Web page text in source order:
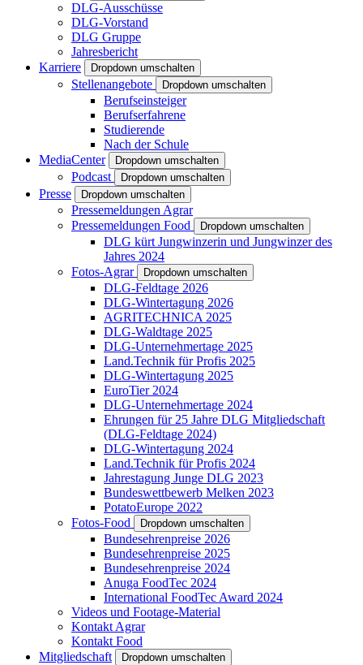
DLG-Ausschüsse
DLG-Vorstand
DLG Gruppe
Jahresbericht
Karriere
Dropdown umschalten
Stellenangebote Dropdown umschalten
Berufseinsteiger
Berufserfahrene
Studierende
Nach der Schule
MediaCenter
Dropdown umschalten
Podcast Dropdown umschalten
Presse Dropdown umschalten
Pressemeldungen Agrar
Pressemeldungen Food
Dropdown umschalten
DLG kürt Jungwinzerin und Jungwinzer des
Jahres 2024
Fotos-Agrar
Dropdown umschalten
DLG-Feldtage 2026
DLG-Wintertagung 2026
AGRITECHNICA 2025
DLG-Waldtage 2025
DLG-Unternehmertage 2025
Land.Technik für Profis 2025
DLG-Wintertagung 2025
EuroTier 2024
DLG-Unternehmertage 2024
Ehrungen für 25 Jahre DLG Mitgliedschaft
(DLG-Feldtage 2024)
DLG-Wintertagung 2024
Land.Technik für Profis 2024
Jahrestagung Junge DLG 2023
Bundeswettbewerb Melken 2023
PotatoEurope 2022
Fotos-Food
Dropdown umschalten
Bundesehrenpreise 2026
Bundesehrenpreise 2025
Bundesehrenpreise 2024
Anuga FoodTec 2024
International FoodTec Award 2024
Videos und Footage-Material
Kontakt Agrar
Kontakt Food
Mitgliedschaft
Dropdown umschalten